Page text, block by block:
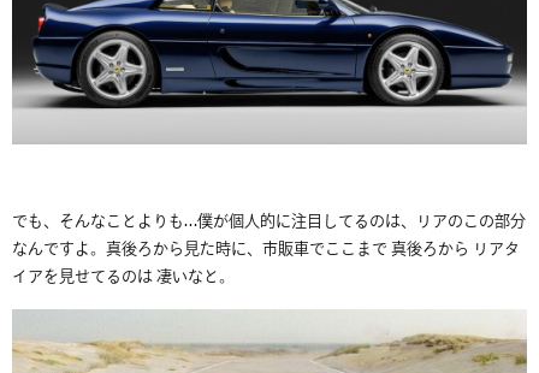
でも、そんなことよりも…僕が個人的に注目してるのは、リアのこの部分
なんですよ。真後ろから見た時に、市販車でここまで 真後ろから リアタ
イアを見せてるのは 凄いなと。